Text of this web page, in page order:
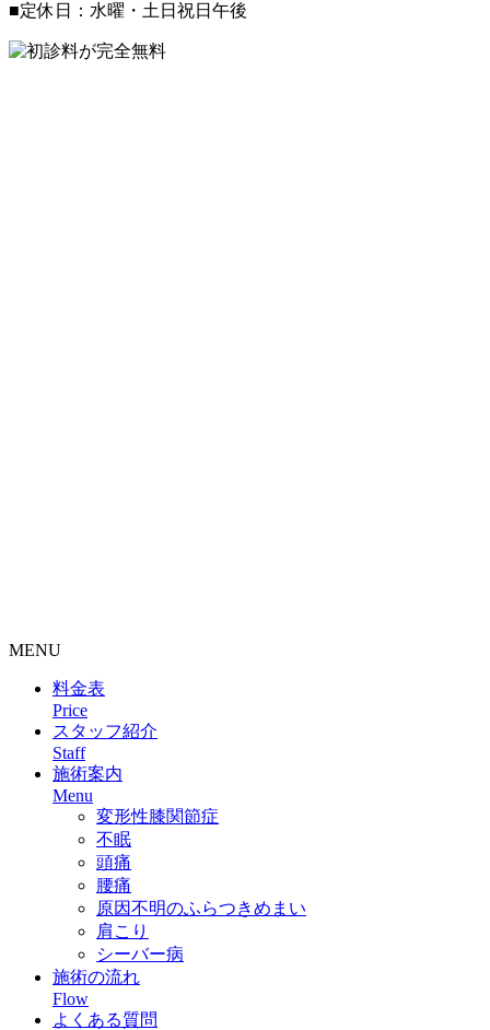
■定休日：水曜・土日祝日午後
MENU
料金表
Price
スタッフ紹介
Staff
施術案内
Menu
変形性膝関節症
不眠
頭痛
腰痛
原因不明のふらつきめまい
肩こり
シーバー病
施術の流れ
Flow
よくある質問